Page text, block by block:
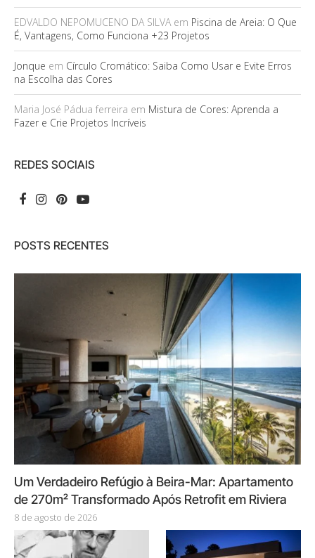
EDVALDO NEPOMUCENO DA SILVAem Piscina de Areia: O Que
É, Vantagens, Como Funciona +23 Projetos
Jonque em Círculo Cromático: Saiba Como Usar e Evite Erros
na Escolha das Cores
Maria José Pádua ferreira em Mistura de Cores: Aprenda a
Fazer e Crie Projetos Incríveis
REDES SOCIAIS
POSTS RECENTES
Um Verdadeiro Refúgio à Beira-Mar: Apartamento
de 270m² Transformado Após Retrofit em Riviera
8 de agosto de 2026